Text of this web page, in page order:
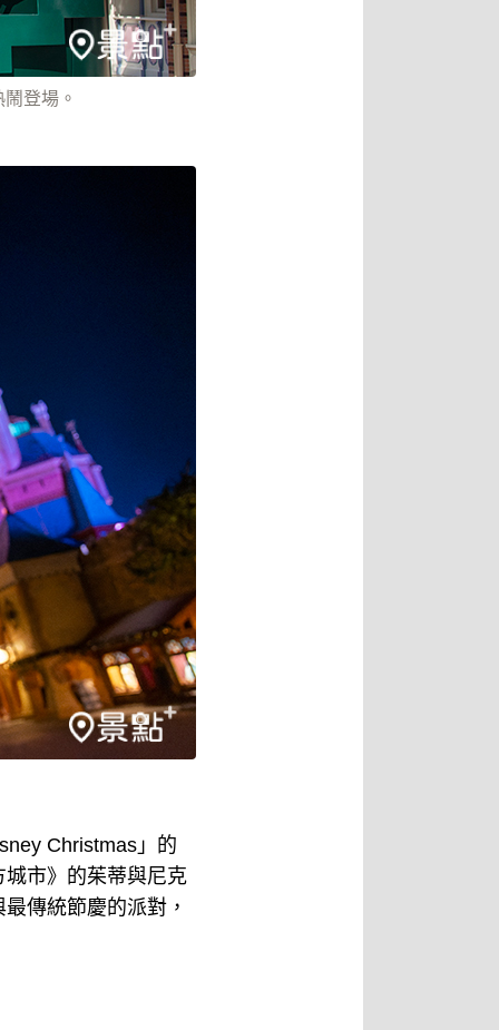
登場。
Christmas」的
市》的茱蒂與尼克
傳統節慶的派對，